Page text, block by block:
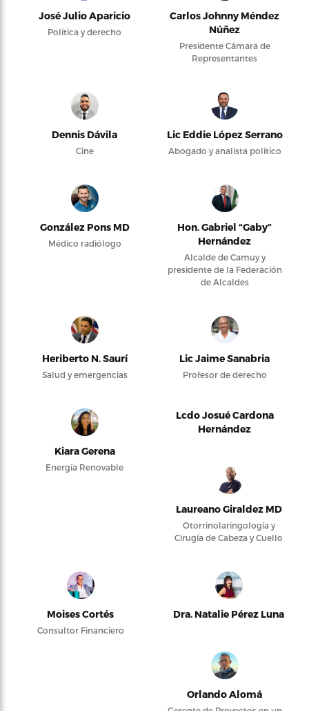
José Julio Aparicio
Política y derecho
Carlos Johnny Méndez
Núñez
Presidente Cámara de
Representantes
Dennis Dávila
Cine
Lic Eddie López Serrano
Abogado y analista político
González Pons MD
Médico radiólogo
Hon. Gabriel “Gaby”
Hernández
Alcalde de Camuy y
presidente de la Federación
de Alcaldes
Heriberto N. Saurí
Salud y emergencias
Lic Jaime Sanabria
Profesor de derecho
Kiara Gerena
Energía Renovable
Lcdo Josué Cardona
Hernández
Laureano Giraldez MD
Otorrinolaringología y
Cirugía de Cabeza y Cuello
Moises Cortés
Consultor Financiero
Dra. Natalie Pérez Luna
Orlando Alomá